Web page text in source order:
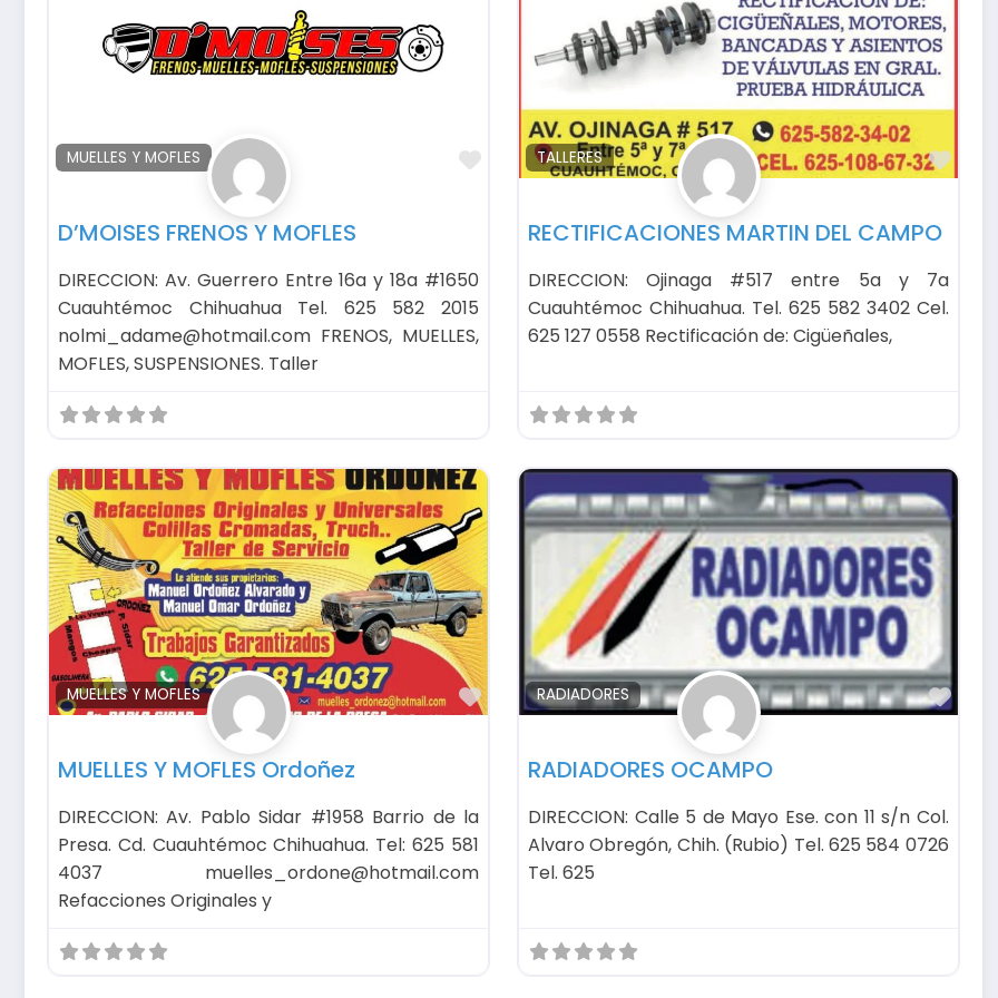
MUELLES Y MOFLES Favorito
D’MOISES FRENOS Y MOFLES
DIRECCION: Av. Guerrero Entre 16a y 18a #1650
Cuauhtémoc Chihuahua Tel. 625 582 2015
nolmi_adame@hotmail.com FRENOS, MUELLES,
MOFLES, SUSPENSIONES. Taller
TALLERES
RECTIFICACIONES MARTIN DEL CAMPO
DIRECCION: Ojinaga #517 entre 5a y 7a
Cuauhtémoc Chihuahua. Tel. 625 582 3402 Cel.
625 127 0558 Rectificación de: Cigüeñales,
MUELLES Y MOFLES Favorito
MUELLES Y MOFLES Ordoñez
DIRECCION: Av. Pablo Sidar #1958 Barrio de la
Presa. Cd. Cuauhtémoc Chihuahua. Tel: 625 581
4037 muelles_ordone@hotmail.com
Refacciones Originales y
RADIADORES
RADIADORES OCAMPO
DIRECCION: Calle 5 de Mayo Ese. con 11 s/n Col.
Alvaro Obregón, Chih. (Rubio) Tel. 625 584 0726
Tel. 625